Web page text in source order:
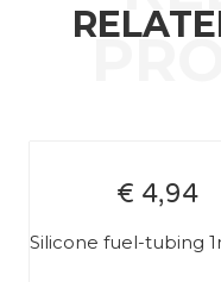
€ 4,94
Silicone fuel-tubing